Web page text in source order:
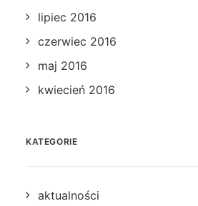
lipiec 2016
czerwiec 2016
maj 2016
kwiecień 2016
KATEGORIE
aktualności